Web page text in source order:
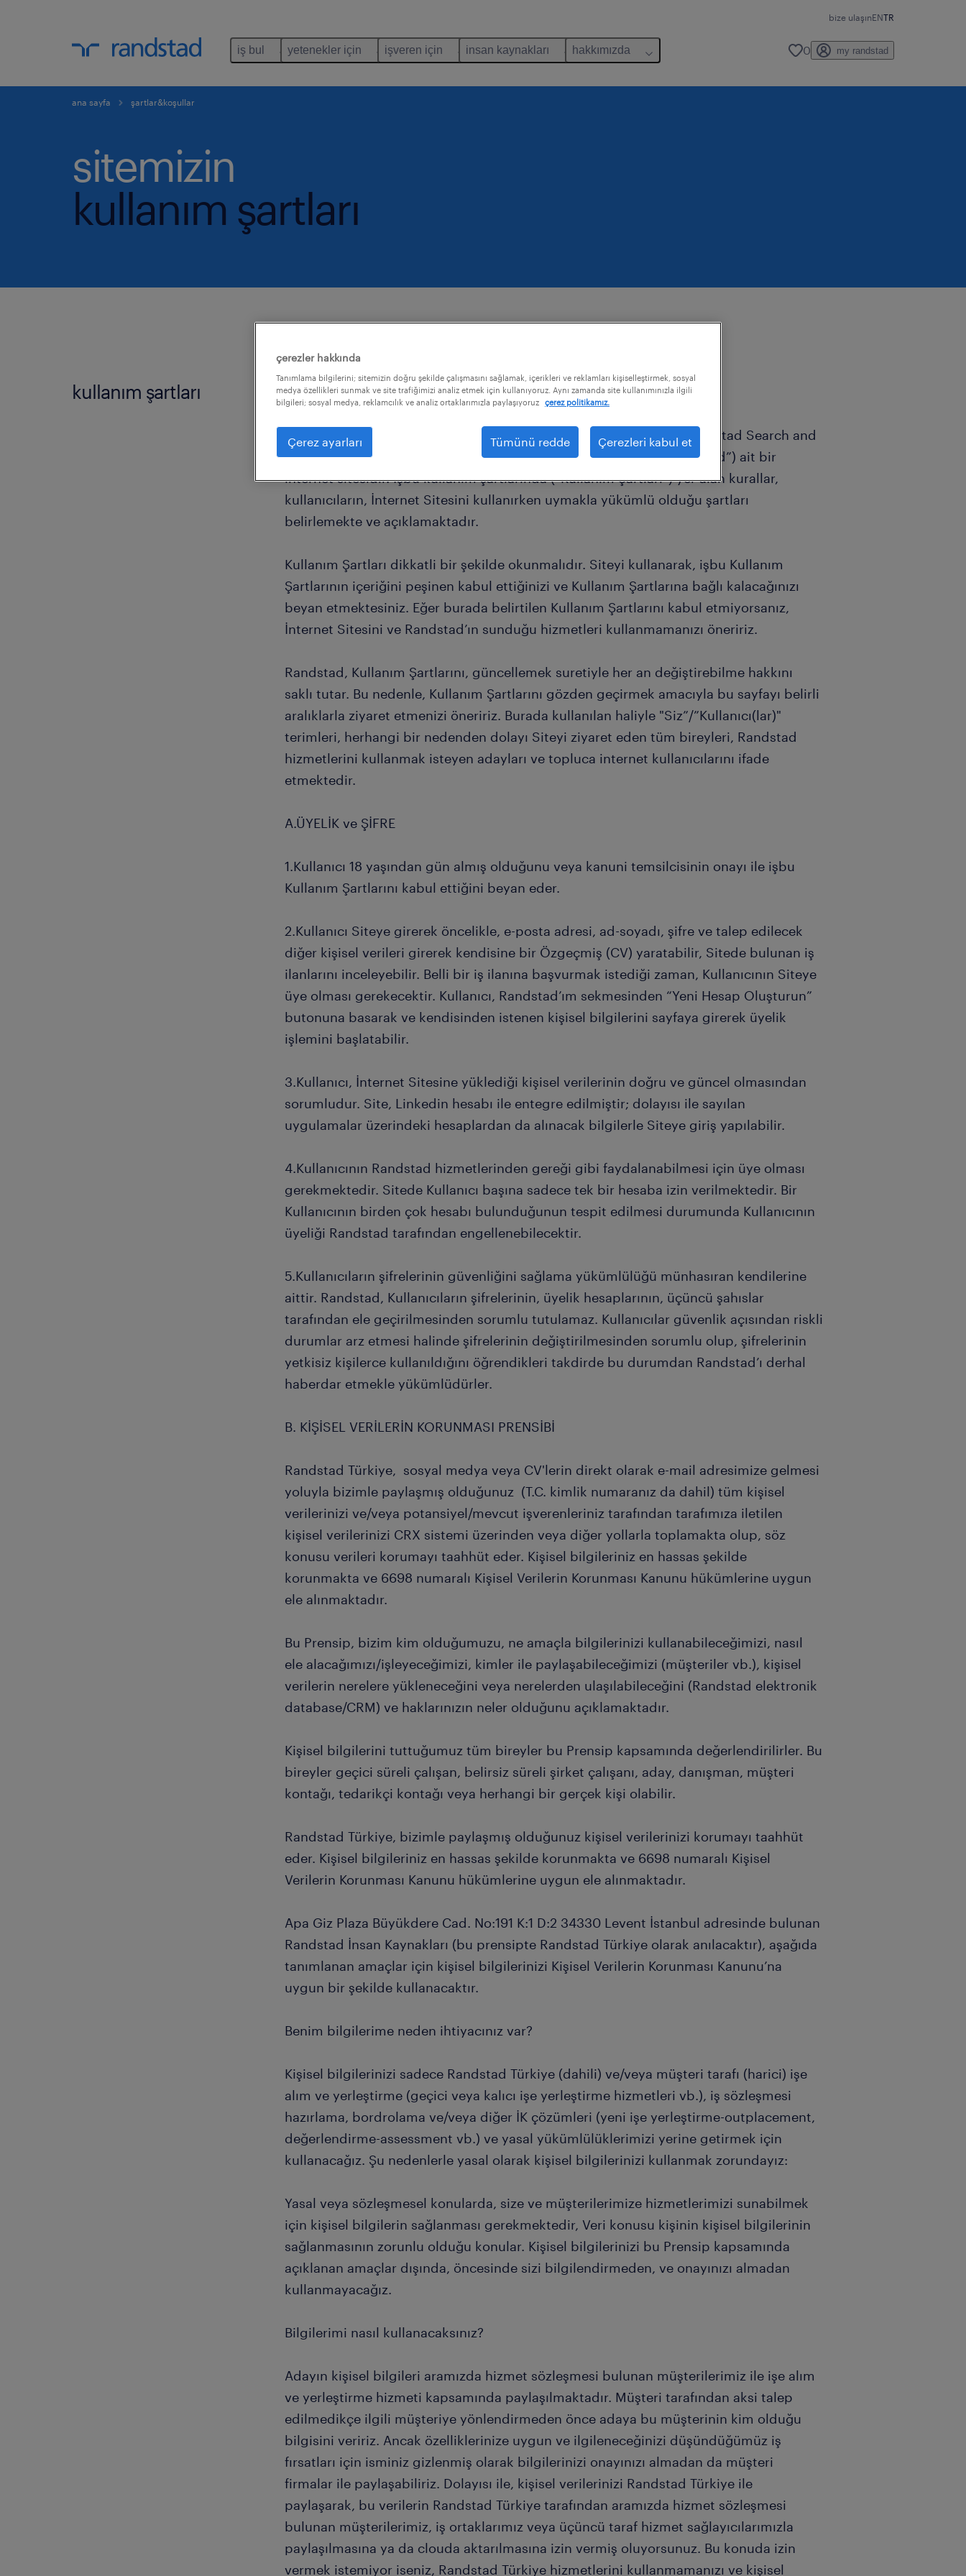
bize ulaşınENTR
iş bul yetenekler için işveren için insan kaynakları hakkımızda 0 my randstad
ana sayfa şartlar&koşullar
sitemizin
kullanım şartları
kullanım şartları
www.randstad.com.tr
(“İnternet Sitesi”/”Site”), tüm telif hakları, Randstad Search and
Selection Personel Seçme ve Yerleştirme Limited Şirketi’ne, (“Randstad”) ait bir
internet sitesidir. İşbu kullanım şartlarında (“Kullanım Şartları”) yer alan kurallar,
kullanıcıların, İnternet Sitesini kullanırken uymakla yükümlü olduğu şartları
belirlemekte ve açıklamaktadır.
Kullanım Şartları dikkatli bir şekilde okunmalıdır. Siteyi kullanarak, işbu Kullanım
Şartlarının içeriğini peşinen kabul ettiğinizi ve Kullanım Şartlarına bağlı kalacağınızı
beyan etmektesiniz. Eğer burada belirtilen Kullanım Şartlarını kabul etmiyorsanız,
İnternet Sitesini ve Randstad’ın sunduğu hizmetleri kullanmamanızı öneririz.
Randstad, Kullanım Şartlarını, güncellemek suretiyle her an değiştirebilme hakkını
saklı tutar. Bu nedenle, Kullanım Şartlarını gözden geçirmek amacıyla bu sayfayı belirli
aralıklarla ziyaret etmenizi öneririz. Burada kullanılan haliyle "Siz”/”Kullanıcı(lar)"
terimleri, herhangi bir nedenden dolayı Siteyi ziyaret eden tüm bireyleri, Randstad
hizmetlerini kullanmak isteyen adayları ve topluca internet kullanıcılarını ifade
etmektedir.
A.ÜYELİK ve ŞİFRE
1.Kullanıcı 18 yaşından gün almış olduğunu veya kanuni temsilcisinin onayı ile işbu
Kullanım Şartlarını kabul ettiğini beyan eder.
2.Kullanıcı Siteye girerek öncelikle, e-posta adresi, ad-soyadı, şifre ve talep edilecek
diğer kişisel verileri girerek kendisine bir Özgeçmiş (CV) yaratabilir, Sitede bulunan iş
ilanlarını inceleyebilir. Belli bir iş ilanına başvurmak istediği zaman, Kullanıcının Siteye
üye olması gerekecektir. Kullanıcı, Randstad’ım sekmesinden “Yeni Hesap Oluşturun”
butonuna basarak ve kendisinden istenen kişisel bilgilerini sayfaya girerek üyelik
işlemini başlatabilir.
3.Kullanıcı, İnternet Sitesine yüklediği kişisel verilerinin doğru ve güncel olmasından
sorumludur. Site, Linkedin hesabı ile entegre edilmiştir; dolayısı ile sayılan
uygulamalar üzerindeki hesaplardan da alınacak bilgilerle Siteye giriş yapılabilir.
4.Kullanıcının Randstad hizmetlerinden gereği gibi faydalanabilmesi için üye olması
gerekmektedir. Sitede Kullanıcı başına sadece tek bir hesaba izin verilmektedir. Bir
Kullanıcının birden çok hesabı bulunduğunun tespit edilmesi durumunda Kullanıcının
üyeliği Randstad tarafından engellenebilecektir.
5.Kullanıcıların şifrelerinin güvenliğini sağlama yükümlülüğü münhasıran kendilerine
aittir. Randstad, Kullanıcıların şifrelerinin, üyelik hesaplarının, üçüncü şahıslar
tarafından ele geçirilmesinden sorumlu tutulamaz. Kullanıcılar güvenlik açısından riskli
durumlar arz etmesi halinde şifrelerinin değiştirilmesinden sorumlu olup, şifrelerinin
yetkisiz kişilerce kullanıldığını öğrendikleri takdirde bu durumdan Randstad’ı derhal
haberdar etmekle yükümlüdürler.
B. KİŞİSEL VERİLERİN KORUNMASI PRENSİBİ
Randstad Türkiye, sosyal medya veya CV'lerin direkt olarak e-mail adresimize gelmesi
yoluyla bizimle paylaşmış olduğunuz (T.C. kimlik numaranız da dahil) tüm kişisel
verilerinizi ve/veya potansiyel/mevcut işverenleriniz tarafından tarafımıza iletilen
kişisel verilerinizi CRX sistemi üzerinden veya diğer yollarla toplamakta olup, söz
konusu verileri korumayı taahhüt eder. Kişisel bilgileriniz en hassas şekilde
korunmakta ve 6698 numaralı Kişisel Verilerin Korunması Kanunu hükümlerine uygun
ele alınmaktadır.
Bu Prensip, bizim kim olduğumuzu, ne amaçla bilgilerinizi kullanabileceğimizi, nasıl
ele alacağımızı/işleyeceğimizi, kimler ile paylaşabileceğimizi (müşteriler vb.), kişisel
verilerin nerelere yükleneceğini veya nerelerden ulaşılabileceğini (Randstad elektronik
database/CRM) ve haklarınızın neler olduğunu açıklamaktadır.
Kişisel bilgilerini tuttuğumuz tüm bireyler bu Prensip kapsamında değerlendirilirler. Bu
bireyler geçici süreli çalışan, belirsiz süreli şirket çalışanı, aday, danışman, müşteri
kontağı, tedarikçi kontağı veya herhangi bir gerçek kişi olabilir.
Randstad Türkiye, bizimle paylaşmış olduğunuz kişisel verilerinizi korumayı taahhüt
eder. Kişisel bilgileriniz en hassas şekilde korunmakta ve 6698 numaralı Kişisel
Verilerin Korunması Kanunu hükümlerine uygun ele alınmaktadır.
Apa Giz Plaza Büyükdere Cad. No:191 K:1 D:2 34330 Levent İstanbul adresinde bulunan
Randstad İnsan Kaynakları (bu prensipte Randstad Türkiye olarak anılacaktır), aşağıda
tanımlanan amaçlar için kişisel bilgilerinizi Kişisel Verilerin Korunması Kanunu’na
uygun bir şekilde kullanacaktır.
Benim bilgilerime neden ihtiyacınız var?
Kişisel bilgilerinizi sadece Randstad Türkiye (dahili) ve/veya müşteri tarafı (harici) işe
alım ve yerleştirme (geçici veya kalıcı işe yerleştirme hizmetleri vb.), iş sözleşmesi
hazırlama, bordrolama ve/veya diğer İK çözümleri (yeni işe yerleştirme-outplacement,
değerlendirme-assessment vb.) ve yasal yükümlülüklerimizi yerine getirmek için
kullanacağız. Şu nedenlerle yasal olarak kişisel bilgilerinizi kullanmak zorundayız:
Yasal veya sözleşmesel konularda, size ve müşterilerimize hizmetlerimizi sunabilmek
için kişisel bilgilerin sağlanması gerekmektedir, Veri konusu kişinin kişisel bilgilerinin
sağlanmasının zorunlu olduğu konular. Kişisel bilgilerinizi bu Prensip kapsamında
açıklanan amaçlar dışında, öncesinde sizi bilgilendirmeden, ve onayınızı almadan
kullanmayacağız.
Bilgilerimi nasıl kullanacaksınız?
Adayın kişisel bilgileri aramızda hizmet sözleşmesi bulunan müşterilerimiz ile işe alım
ve yerleştirme hizmeti kapsamında paylaşılmaktadır. Müşteri tarafından aksi talep
edilmedikçe ilgili müşteriye yönlendirmeden önce adaya bu müşterinin kim olduğu
bilgisini veririz. Ancak özelliklerinize uygun ve ilgileneceğinizi düşündüğümüz iş
fırsatları için isminiz gizlenmiş olarak bilgilerinizi onayınızı almadan da müşteri
firmalar ile paylaşabiliriz. Dolayısı ile, kişisel verilerinizi Randstad Türkiye ile
paylaşarak, bu verilerin Randstad Türkiye tarafından aramızda hizmet sözleşmesi
bulunan müşterilerimiz, iş ortaklarımız veya üçüncü taraf hizmet sağlayıcılarımızla
paylaşılmasına ya da clouda aktarılmasına izin vermiş oluyorsunuz. Bu konuda izin
vermek istemiyor iseniz, Randstad Türkiye hizmetlerini kullanmamanızı ve kişisel
çerezler hakkında
Tanımlama bilgilerini; sitemizin doğru şekilde çalışmasını sağlamak, içerikleri ve reklamları kişiselleştirmek, sosyal
medya özellikleri sunmak ve site trafiğimizi analiz etmek için kullanıyoruz. Aynı zamanda site kullanımınızla ilgili
bilgileri; sosyal medya, reklamcılık ve analiz ortaklarımızla paylaşıyoruz
çerez politikamız.
Çerez ayarları Tümünü redde Çerezleri kabul et